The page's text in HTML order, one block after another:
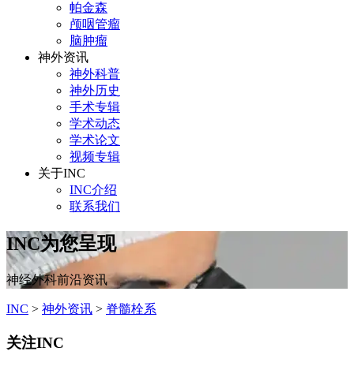
帕金森
颅咽管瘤
脑肿瘤
神外资讯
神外科普
神外历史
手术专辑
学术动态
学术论文
视频专辑
关于INC
INC介绍
联系我们
INC为您呈现
神经外科前沿资讯
INC > 神外资讯 > 脊髓栓系
关注INC